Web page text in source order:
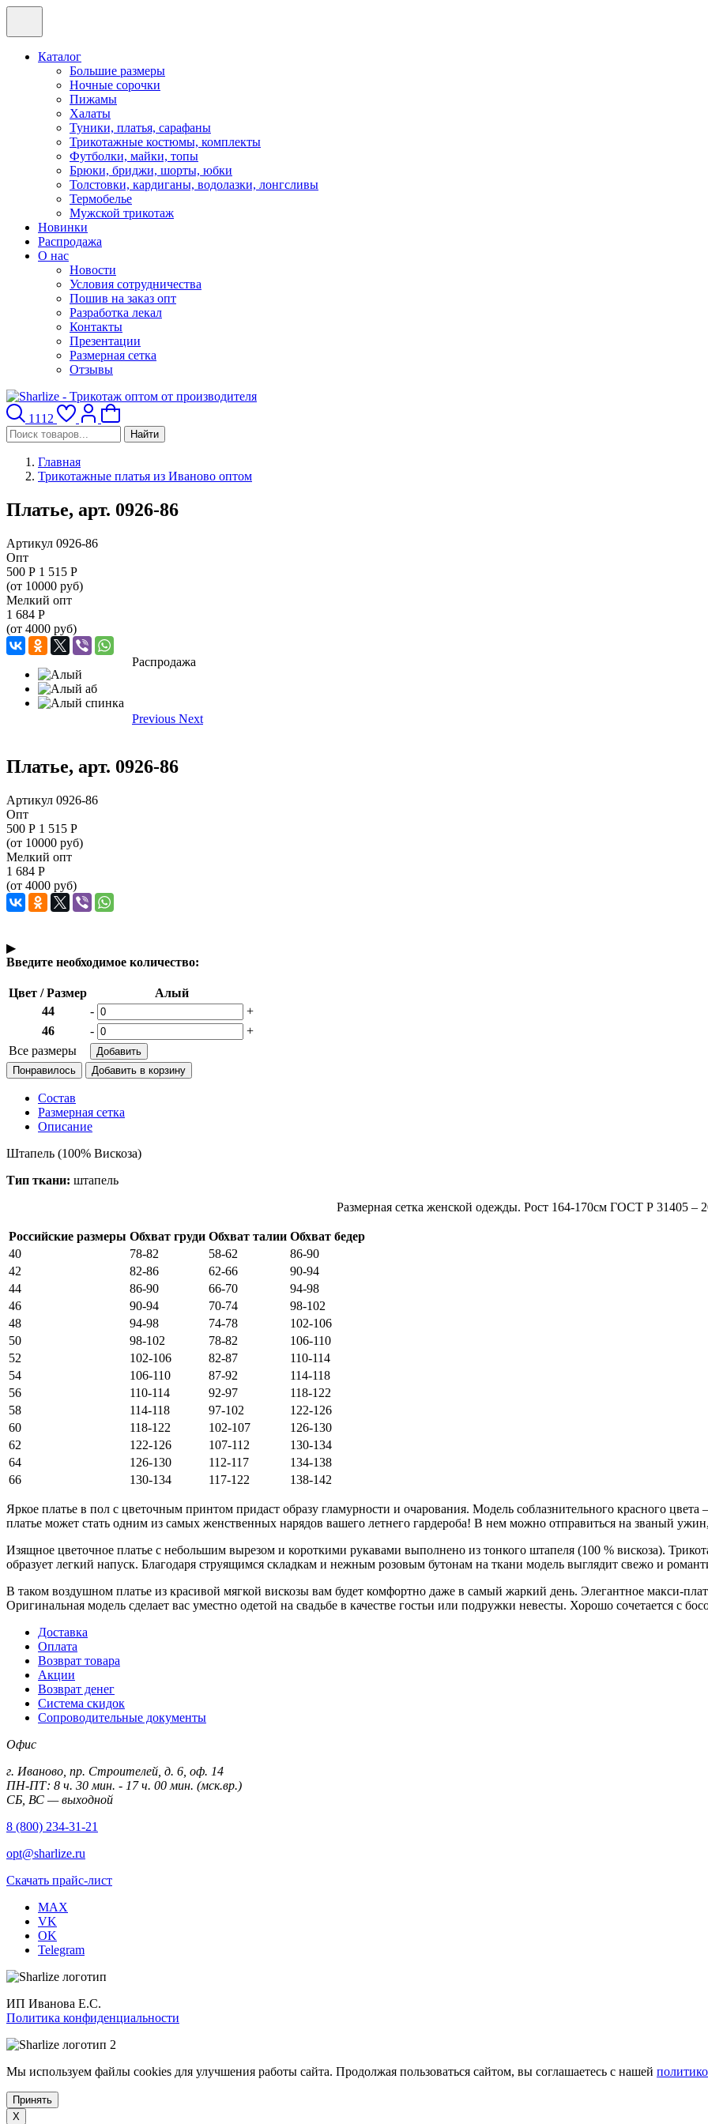
Каталог
Большие размеры
Ночные сорочки
Пижамы
Халаты
Туники, платья, сарафаны
Трикотажные костюмы, комплекты
Футболки, майки, топы
Брюки, бриджи, шорты, юбки
Толстовки, кардиганы, водолазки, лонгсливы
Термобелье
Мужской трикотаж
Новинки
Распродажа
О нас
Новости
Условия сотрудничества
Пошив на заказ опт
Разработка лекал
Контакты
Презентации
Размерная сетка
Отзывы
1112
Найти
Главная
Трикотажные платья из Иваново оптом
Платье, арт. 0926-86
Артикул 0926-86
Опт
500 Р 1 515 Р
(от 10000 руб)
Мелкий опт
1 684 Р
(от 4000 руб)
Распродажа
Previous Next
Платье, арт. 0926-86
Артикул 0926-86
Опт
500 Р 1 515 Р
(от 10000 руб)
Мелкий опт
1 684 Р
(от 4000 руб)
▶
Введите необходимое количество:
Цвет / Размер
Алый
44
-
+
46
-
+
Все размеры
Понравилось
Состав
Размерная сетка
Описание
Штапель (100% Вискоза)
Тип ткани: штапель
Размерная сетка женской одежды. Рост 164-170см ГОСТ Р 31405 –
Российские размеры Обхват груди Обхват талии Обхват бедер
40
78-82 58-62
86-90
42
82-86 62-66
90-94
44
86-90 66-70
94-98
46
90-94 70-74
98-102
48
94-98 74-78
102-106
50
98-102 78-82
106-110
52
102-106 82-87
110-114
54
106-110 87-92
114-118
56
110-114 92-97
118-122
58
114-118 97-102
122-126
60
118-122 102-107
126-130
62
122-126 107-112
130-134
64
126-130 112-117
134-138
66
130-134 117-122 138-142
Яркое платье в пол с цветочным принтом придаст образу гламурности и очарования. Модель соблазнительного красного цвета
платье может стать одним из самых женственных нарядов вашего летнего гардероба! В нем можно отправиться на званый
Изящное цветочное платье с небольшим вырезом и короткими рукавами выполнено из тонкого штапеля (100 % вискоза).
образует легкий напуск. Благодаря струящимся складкам и нежным розовым бутонам на ткани модель выглядит свежо и
В таком воздушном платье из красивой мягкой вискозы вам будет комфортно даже в самый жаркий день. Элегантное макси-
Оригинальная модель сделает вас уместно одетой на свадьбе в качестве гостьи или подружки невесты. Хорошо сочетается с
Доставка
Оплата
Возврат товара
Акции
Возврат денег
Система скидок
Сопроводительные документы
Офис
г. Иваново, пр. Строителей, д. 6, оф. 14
ПН-ПТ: 8 ч. 30 мин. - 17 ч. 00 мин. (мск.вр.)
СБ, ВС — выходной
8 (800) 234-31-21
opt@sharlize.ru
Скачать прайс-лист
MAX
VK
OK
Telegram
ИП Иванова Е.С.
Политика конфиденциальности
Мы используем файлы cookies для улучшения работы сайта. Продолжая пользоваться сайтом, вы соглашаетесь с нашей
Принять
X